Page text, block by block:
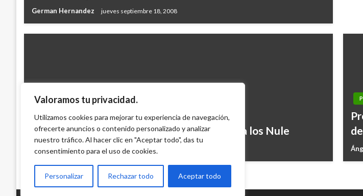
Valoramos tu privacidad.
Utilizamos cookies para mejorar tu experiencia de navegación,
ofrecerte anuncios o contenido personalizado y analizar
nuestro tráfico. Al hacer clic en "Aceptar todo", das tu
consentimiento para el uso de cookies.
Personalizar Rechazar todo Aceptar todo
German Hernandez jueves septiembre 18, 2008
Solicitan que se pida orden de captura contra los Nule
Mario Murcia lunes diciembre 6, 2010